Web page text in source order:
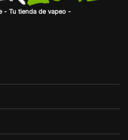
- Tu tienda de vapeo -